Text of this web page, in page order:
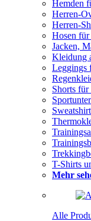
Hemden
Herren-
Herren-
Hosen
Jacken,
Kleidung
Leggings
Shorts
T-Shirts
Mehr
Alle